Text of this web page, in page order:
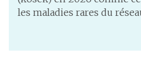
les maladies rares du